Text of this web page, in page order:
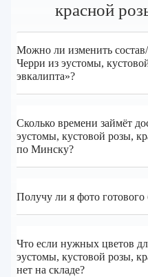
красной
Можно ли изменить
Черри из эустомы,
эвкалипта»?
Сколько времени займёт
эустомы, кустовой розы,
по Минску?
Получу ли я фото готового
Что если нужных цветов
эустомы, кустовой розы,
нет на складе?